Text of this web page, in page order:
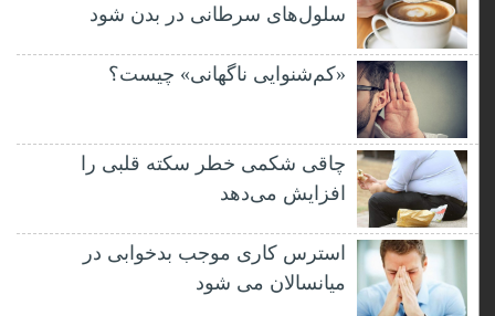
سلول‌های سرطانی در بدن شود
«کم‌شنوایی ناگهانی» چیست؟
چاقی شکمی خطر سکته قلبی را
افزایش می‌دهد
استرس کاری موجب بدخوابی در
میانسالان می شود